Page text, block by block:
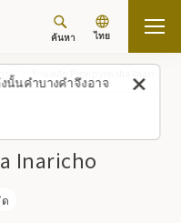
นั้นคำบางคำจึงอาจ
ค้นหา ไทย
ร)
Inaricho